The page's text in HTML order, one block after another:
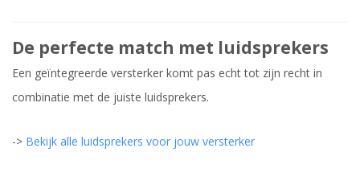
De perfecte match met luidsprekers
Een geïntegreerde versterker komt pas echt tot zijn recht in
combinatie met de juiste luidsprekers.
-> Bekijk alle luidsprekers voor jouw versterker